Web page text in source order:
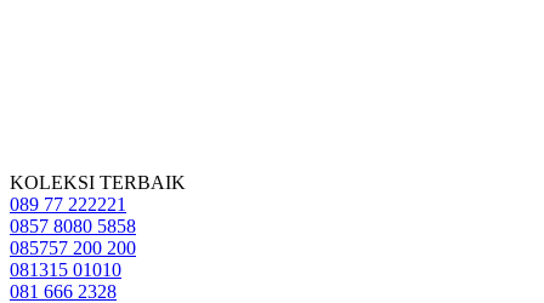
KOLEKSI TERBAIK
089 77 222221
0857 8080 5858
085757 200 200
081315 01010
081 666 2328